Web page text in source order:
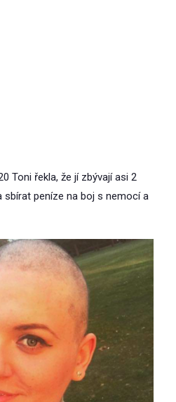
Toni řekla, že jí zbývají asi 2
peníze na boj s nemocí a